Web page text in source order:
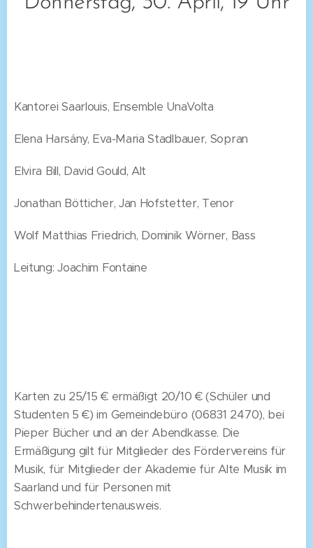
Kantorei Saarlouis, Ensemble UnaVolta
Elena Harsány, Eva-Maria Stadlbauer, Sopran
Elvira Bill, David Gould, Alt
Jonathan Bötticher, Jan Hofstetter, Tenor
Wolf Matthias Friedrich, Dominik Wörner, Bass
Leitung: Joachim Fontaine
Karten zu 25/15 € ermäßigt 20/10 € (Schüler und
Studenten 5 €) im Gemeindebüro (06831 2470), bei
Pieper Bücher und an der Abendkasse. Die
Ermäßigung gilt für Mitglieder des Fördervereins für
Musik, für Mitglieder der Akademie für Alte Musik im
Saarland und für Personen mit
Schwerbehindertenausweis.